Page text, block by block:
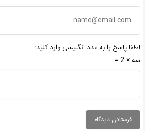
لطفا پاسخ را به عدد انگلیسی وارد کنید:
سه × 2 =